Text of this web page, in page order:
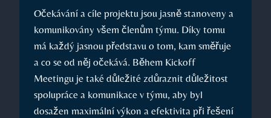
Očekávání a cíle projektu jsou jasně stanoveny a
komunikovány všem členům týmu. Díky tomu
má každý jasnou představu o tom, kam směřuje
a co se od něj očekává. Během Kickoff
Meetingu je také důležité zdůraznit důležitost
spolupráce a komunikace v týmu, aby byl
dosažen maximální výkon a efektivita při řešení